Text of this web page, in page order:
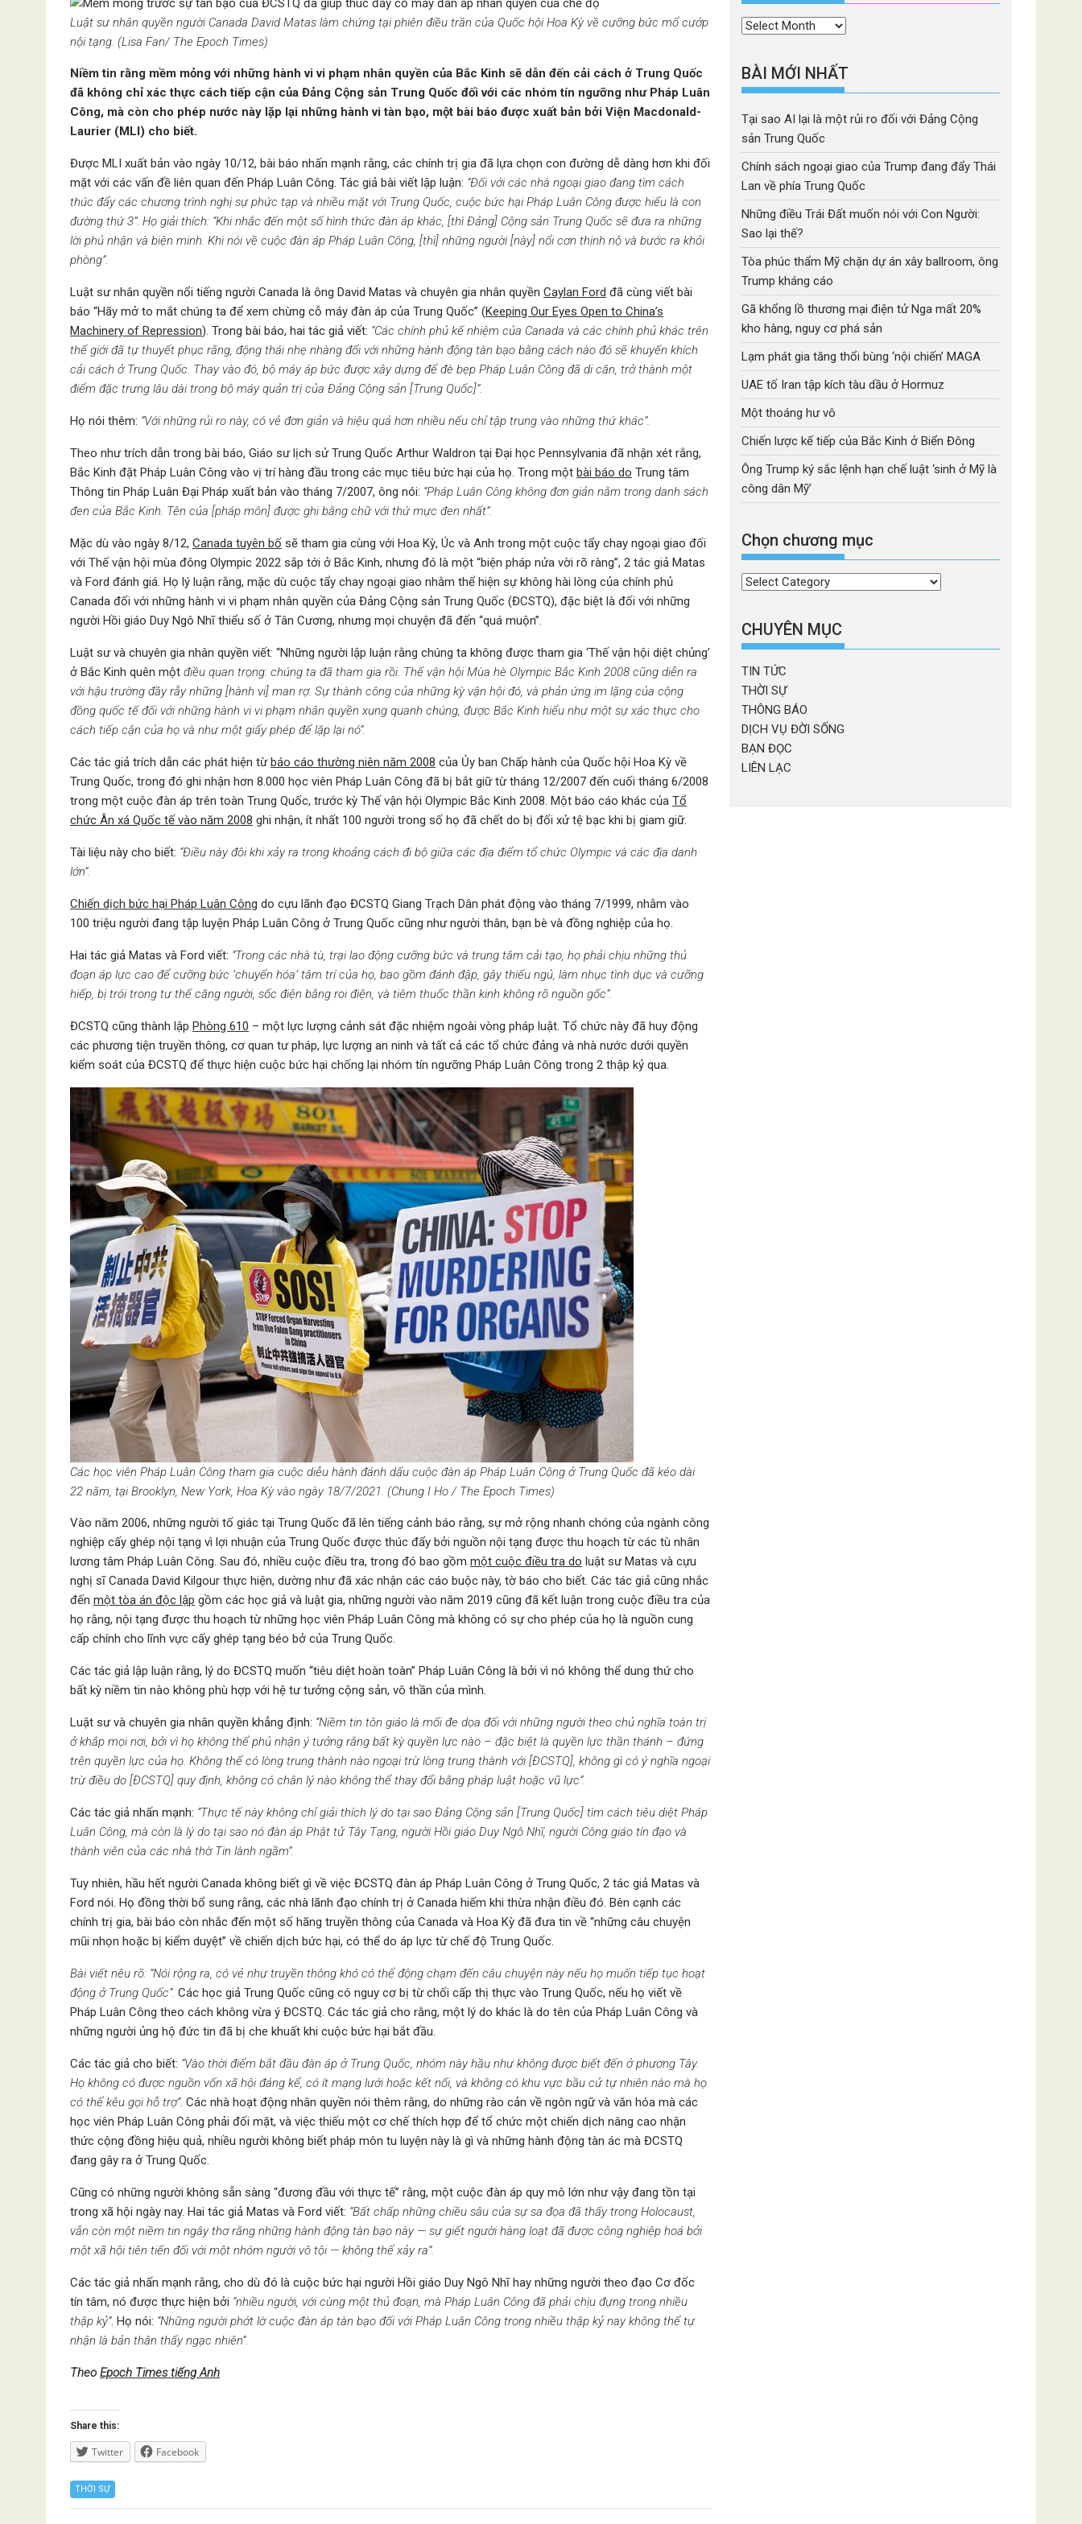
Luật sư nhân quyền người Canada David Matas làm chứng tại phiên điều trần của Quốc hội Hoa Kỳ về cưỡng bức mổ cướp
nội tạng. (Lisa Fan/ The Epoch Times)
Niềm tin rằng mềm mỏng với những hành vi vi phạm nhân quyền của Bắc Kinh sẽ dẫn đến cải cách ở Trung Quốc
đã không chỉ xác thực cách tiếp cận của Đảng Cộng sản Trung Quốc đối với các nhóm tín ngưỡng như Pháp Luân
Công, mà còn cho phép nước này lặp lại những hành vi tàn bạo, một bài báo được xuất bản bởi Viện Macdonald-
Laurier (MLI) cho biết.
Được MLI xuất bản vào ngày 10/12, bài báo nhấn mạnh rằng, các chính trị gia đã lựa chọn con đường dễ dàng hơn khi đối
mặt với các vấn đề liên quan đến Pháp Luân Công. Tác giả bài viết lập luận: “Đối với các nhà ngoại giao đang tìm cách
thúc đẩy các chương trình nghị sự phức tạp và nhiều mặt với Trung Quốc, cuộc bức hại Pháp Luân Công được hiểu là con
đường thứ 3”. Họ giải thích: “Khi nhắc đến một số hình thức đàn áp khác, [thì Đảng] Cộng sản Trung Quốc sẽ đưa ra những
lời phủ nhận và biện minh. Khi nói về cuộc đàn áp Pháp Luân Công, [thì] những người [này] nổi cơn thịnh nộ và bước ra khỏi
phòng”.
Luật sư nhân quyền nổi tiếng người Canada là ông David Matas và chuyên gia nhân quyền Caylan Ford đã cùng viết bài
báo “Hãy mở to mắt chúng ta để xem chừng cỗ máy đàn áp của Trung Quốc” (Keeping Our Eyes Open to China’s
Machinery of Repression). Trong bài báo, hai tác giả viết: “Các chính phủ kế nhiệm của Canada và các chính phủ khác trên
thế giới đã tự thuyết phục rằng, động thái nhẹ nhàng đối với những hành động tàn bạo bằng cách nào đó sẽ khuyến khích
cải cách ở Trung Quốc. Thay vào đó, bộ máy áp bức được xây dựng để đè bẹp Pháp Luân Công đã di căn, trở thành một
điểm đặc trưng lâu dài trong bộ máy quản trị của Đảng Cộng sản [Trung Quốc]”.
Họ nói thêm: “Với những rủi ro này, có vẻ đơn giản và hiệu quả hơn nhiều nếu chỉ tập trung vào những thứ khác”.
Theo như trích dẫn trong bài báo, Giáo sư lịch sử Trung Quốc Arthur Waldron tại Đại học Pennsylvania đã nhận xét rằng,
Bắc Kinh đặt Pháp Luân Công vào vị trí hàng đầu trong các mục tiêu bức hại của họ. Trong một bài báo do Trung tâm
Thông tin Pháp Luân Đại Pháp xuất bản vào tháng 7/2007, ông nói: “Pháp Luân Công không đơn giản nằm trong danh sách
đen của Bắc Kinh. Tên của [pháp môn] được ghi bằng chữ với thứ mực đen nhất”.
Mặc dù vào ngày 8/12, Canada tuyên bố sẽ tham gia cùng với Hoa Kỳ, Úc và Anh trong một cuộc tẩy chay ngoại giao đối
với Thế vận hội mùa đông Olympic 2022 sắp tới ở Bắc Kinh, nhưng đó là một “biện pháp nửa vời rõ ràng”, 2 tác giả Matas
và Ford đánh giá. Họ lý ​​luận rằng, mặc dù cuộc tẩy chay ngoại giao nhằm thể hiện sự không hài lòng của chính phủ
Canada đối với những hành vi vi phạm nhân quyền của Đảng Cộng sản Trung Quốc (ĐCSTQ), đặc biệt là đối với những
người Hồi giáo Duy Ngô Nhĩ thiểu số ở Tân Cương, nhưng mọi chuyện đã đến “quá muộn”.
Luật sư và chuyên gia nhân quyền viết: “Những người lập luận rằng chúng ta không được tham gia ‘Thế vận hội diệt chủng’
ở Bắc Kinh quên một điều quan trọng: chúng ta đã tham gia rồi. Thế vận hội Mùa hè Olympic Bắc Kinh 2008 cũng diễn ra
với hậu trường đầy rẫy những [hành vi] man rợ. Sự thành công của những kỳ vận hội đó, và phản ứng im lặng của cộng
đồng quốc tế đối với những hành vi vi phạm nhân quyền xung quanh chúng, được Bắc Kinh hiểu như một sự xác thực cho
cách tiếp cận của họ và như một giấy phép để lặp lại nó”.
Các tác giả trích dẫn các phát hiện từbáo cáo thường niên năm 2008 của Ủy ban Chấp hành của Quốc hội Hoa Kỳ về
Trung Quốc, trong đó ghi nhận hơn 8.000 học viên Pháp Luân Công đã bị bắt giữ từ tháng 12/2007 đến cuối tháng 6/2008
trong một cuộc đàn áp trên toàn Trung Quốc, trước kỳ Thế vận hội Olympic Bắc Kinh 2008. Một báo cáo khác của Tổ
chức Ân xá Quốc tế vào năm 2008 ghi nhận, ít nhất 100 người trong số họ đã chết do bị đối xử tệ bạc khi bị giam giữ.
Tài liệu này cho biết: “Điều này đôi khi xảy ra trong khoảng cách đi bộ giữa các địa điểm tổ chức Olympic và các địa danh
lớn”.
Chiến dịch bức hại Pháp Luân Công do cựu lãnh đạo ĐCSTQ Giang Trạch Dân phát động vào tháng 7/1999, nhằm vào
100 triệu người đang tập luyện Pháp Luân Công ở Trung Quốc cũng như người thân, bạn bè và đồng nghiệp của họ.
Hai tác giả Matas và Ford viết: “Trong các nhà tù, trại lao động cưỡng bức và trung tâm cải tạo, họ phải chịu những thủ
đoạn áp lực cao để cưỡng bức ‘chuyển hóa’ tâm trí của họ, bao gồm đánh đập, gây thiếu ngủ, làm nhục tình dục và cưỡng
hiếp, bị trói trong tư thế căng người, sốc điện bằng roi điện, và tiêm thuốc thần kinh không rõ nguồn gốc”.
ĐCSTQ cũng thành lập Phòng 610 – một lực lượng cảnh sát đặc nhiệm ngoài vòng pháp luật. Tổ chức này đã huy động
các phương tiện truyền thông, cơ quan tư pháp, lực lượng an ninh và tất cả các tổ chức đảng và nhà nước dưới quyền
kiểm soát của ĐCSTQ để thực hiện cuộc bức hại chống lại nhóm tín ngưỡng Pháp Luân Công trong 2 thập kỷ qua.
Các học viên Pháp Luân Công tham gia cuộc diễu hành đánh dấu cuộc đàn áp Pháp Luân Công ở Trung Quốc đã kéo dài
22 năm, tại Brooklyn, New York, Hoa Kỳ vào ngày 18/7/2021. (Chung I Ho / The Epoch Times)
Vào năm 2006, những người tố giác tại Trung Quốc đã lên tiếng cảnh báo rằng, sự mở rộng nhanh chóng của ngành công
nghiệp cấy ghép nội tạng vì lợi nhuận của Trung Quốc được thúc đẩy bởi nguồn nội tạng được thu hoạch từ các tù nhân
lương tâm Pháp Luân Công. Sau đó, nhiều cuộc điều tra, trong đó bao gồm một cuộc điều tra do luật sư Matas và cựu
nghị sĩ Canada David Kilgour thực hiện, dường như đã xác nhận các cáo buộc này, tờ báo cho biết. Các tác giả cũng nhắc
đến một tòa án độc lập gồm các học giả và luật gia, những người vào năm 2019 cũng đã kết luận trong cuộc điều tra của
họ rằng, nội tạng được thu hoạch từ những học viên Pháp Luân Công mà không có sự cho phép của họ là nguồn cung
cấp chính cho lĩnh vực cấy ghép tạng béo bở của Trung Quốc.
Các tác giả lập luận rằng, lý do ĐCSTQ muốn “tiêu diệt hoàn toàn” Pháp Luân Công là bởi vì nó không thể dung thứ cho
bất kỳ niềm tin nào không phù hợp với hệ tư tưởng cộng sản, vô thần của mình.
Luật sư và chuyên gia nhân quyền khẳng định: “Niềm tin tôn giáo là mối đe dọa đối với những người theo chủ nghĩa toàn trị
ở khắp mọi nơi, bởi vì họ không thể phủ nhận ý tưởng rằng bất kỳ quyền lực nào – đặc biệt là quyền lực thần thánh – đứng
trên quyền lực của họ. Không thể có lòng trung thành nào ngoại trừ lòng trung thành với [ĐCSTQ], không gì có ý nghĩa ngoại
trừ điều do [ĐCSTQ] quy định, không có chân lý nào không thể thay đổi bằng pháp luật hoặc vũ lực”.
Các tác giả nhấn mạnh: “Thực tế này không chỉ giải thích lý do tại sao Đảng Cộng sản [Trung Quốc] tìm cách tiêu diệt Pháp
Luân Công, mà còn là lý do tại sao nó đàn áp Phật tử Tây Tạng, người Hồi giáo Duy Ngô Nhĩ, người Công giáo tín đạo và
thành viên của các nhà thờ Tin lành ngầm”.
Tuy nhiên, hầu hết người Canada không biết gì về việc ĐCSTQ đàn áp Pháp Luân Công ở Trung Quốc, 2 tác giả Matas và
Ford nói. Họ đồng thời bổ sung rằng, các nhà lãnh đạo chính trị ở Canada hiếm khi thừa nhận điều đó. Bên cạnh các
chính trị gia, bài báo còn nhắc đến một số hãng truyền thông của Canada và Hoa Kỳ đã đưa tin về “những câu chuyện
mũi nhọn hoặc bị kiểm duyệt” về chiến dịch bức hại, có thể do áp lực từ chế độ Trung Quốc.
Bài viết nêu rõ: “Nói rộng ra, có vẻ như truyền thông khó có thể động chạm đến câu chuyện này nếu họ muốn tiếp tục hoạt
động ở Trung Quốc”. Các học giả Trung Quốc cũng có nguy cơ bị từ chối cấp thị thực vào Trung Quốc, nếu họ viết về
Pháp Luân Công theo cách không vừa ý ĐCSTQ. Các tác giả cho rằng, một lý do khác là do tên của Pháp Luân Công và
những người ủng hộ đức tin đã bị che khuất khi cuộc bức hại bắt đầu.
Các tác giả cho biết: “Vào thời điểm bắt đầu đàn áp ở Trung Quốc, nhóm này hầu như không được biết đến ở phương Tây.
Họ không có được nguồn vốn xã hội đáng kể, có ít mạng lưới hoặc kết nối, và không có khu vực bầu cử tự nhiên nào mà họ
có thể kêu gọi hỗ trợ”. Các nhà hoạt động nhân quyền nói thêm rằng, do những rào cản về ngôn ngữ và văn hóa mà các
học viên Pháp Luân Công phải đối mặt, và việc thiếu một cơ chế thích hợp để tổ chức một chiến dịch nâng cao nhận
thức cộng đồng hiệu quả, nhiều người không biết pháp môn tu luyện này là gì và những hành động tàn ác mà ĐCSTQ
đang gây ra ở Trung Quốc.
Cũng có những người không sẵn sàng “đương đầu với thực tế” rằng, một cuộc đàn áp quy mô lớn như vậy đang tồn tại
trong xã hội ngày nay. Hai tác giả Matas và Ford viết: “Bất chấp những chiều sâu của sự sa đọa đã thấy trong Holocaust,
vẫn còn một niềm tin ngây thơ rằng những hành động tàn bạo này — sự giết người hàng loạt đã được công nghiệp hoá bởi
một xã hội tiên tiến đối với một nhóm người vô tội — không thể xảy ra”.
Các tác giả nhấn mạnh rằng, cho dù đó là cuộc bức hại người Hồi giáo Duy Ngô Nhĩ hay những người theo đạo Cơ đốc
tín tâm, nó được thực hiện bởi “nhiều người, với cùng một thủ đoạn, mà Pháp Luân Công đã phải chịu đựng trong nhiều
thập kỷ”. Họ nói: “Những người phớt lờ cuộc đàn áp tàn bạo đối với Pháp Luân Công trong nhiều thập kỷ nay không thể tự
nhận là bản thân thấy ngạc nhiên”.
Theo Epoch Times tiếng Anh
Share this:
Twitter Facebook
THỜI SỰ
Thời
BÀI MỚI NHẤT
Tại sao AI lại là một rủi ro đối với Đảng Cộng
sản Trung Quốc
Chính sách ngoại giao của Trump đang đẩy Thái
Lan về phía Trung Quốc
Những điều Trái Đất muốn nói với Con Người:
Sao lại thế?
Tòa phúc thẩm Mỹ chặn dự án xây ballroom, ông
Trump kháng cáo
Gã khổng lồ thương mại điện tử Nga mất 20%
kho hàng, nguy cơ phá sản
Lạm phát gia tăng thổi bùng ‘nội chiến’ MAGA
UAE tố Iran tập kích tàu dầu ở Hormuz
Một thoáng hư vô
Chiến lược kế tiếp của Bắc Kinh ở Biển Đông
Ông Trump ký sắc lệnh hạn chế luật ‘sinh ở Mỹ là
công dân Mỹ’
Chọn chương mục
Chọn
mục
CHUYÊN MỤC
TIN TỨC
THỜI SỰ
THÔNG BÁO
DỊCH VỤ ĐỜI SỐNG
BẠN ĐỌC
LIÊN LẠC